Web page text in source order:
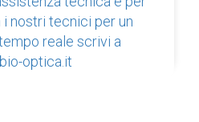
nostri tecnici per un
reale scrivi a
optica.it